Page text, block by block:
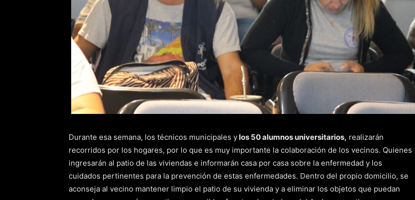
Durante esa semana, los técnicos municipales ylos 50 alumnos universitarios, realizarán
recorridos por los hogares, por lo que es muy importante la colaboración de los vecinos. Quienes
ingresarán al patio de las viviendas e informarán casa por casa sobre la enfermedad y los
cuidados pertinentes para la prevención de estas enfermedades. Dentro del propio domicilio, se
aconseja al vecino mantener limpio el patio de su vivienda y a eliminar los objetos que puedan